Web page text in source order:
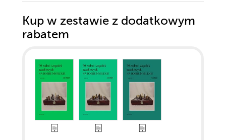
Kup w zestawie z dodatkowym
rabatem